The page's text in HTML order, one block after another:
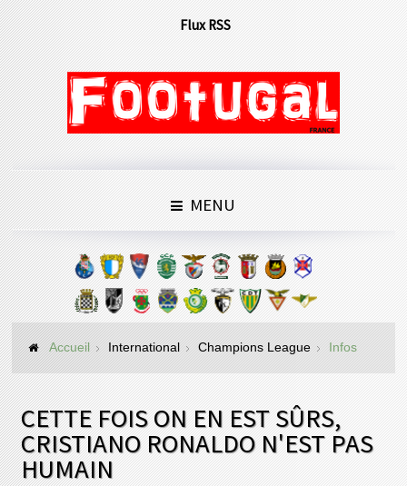
Flux RSS
MENU
Accueil International Champions League Infos
CETTE FOIS ON EN EST SÛRS,
CRISTIANO RONALDO N'EST PAS
HUMAIN